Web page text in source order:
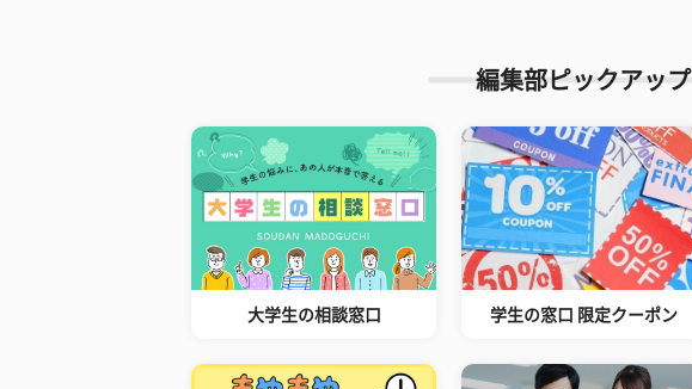
編集部ピックアップ
大学生の相談窓口 学生の窓口 限定クーポン